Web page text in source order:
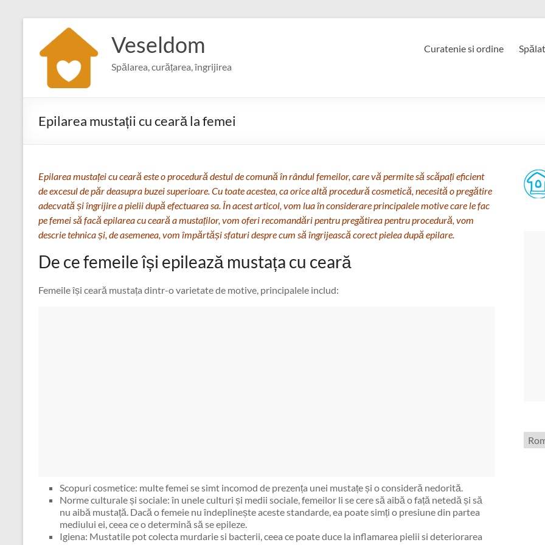
content
Veseldom
Spălarea, curățarea, îngrijirea
Curatenie si ordine Spălat
Epilarea mustații cu ceară la femei
Epilarea mustaței cu ceară este o procedură destul de comună în rândul femeilor, care vă permite să scăpați eficient
de excesul de păr deasupra buzei superioare. Cu toate acestea, ca orice altă procedură cosmetică, necesită o pregătire
adecvată și îngrijire a pielii după efectuarea sa. În acest articol, vom lua în considerare principalele motive care le fac
pe femei să facă epilarea cu ceară a mustaților, vom oferi recomandări pentru pregătirea pentru procedură, vom
descrie tehnica și, de asemenea, vom împărtăși sfaturi despre cum să îngrijească corect pielea după epilare.
De ce femeile își epilează mustața cu ceară
Femeile își ceară mustața dintr-o varietate de motive, principalele includ:
Scopuri cosmetice: multe femei se simt incomod de prezența unei mustațe și o consideră nedorită.
Norme culturale și sociale: în unele culturi și medii sociale, femeilor li se cere să aibă o față netedă și să
nu aibă mustață. Dacă o femeie nu îndeplinește aceste standarde, ea poate simți o presiune din partea
mediului ei, ceea ce o determină să se epileze.
Igiena: Mustatile pot colecta murdarie si bacterii, ceea ce poate duce la inflamarea pielii si deteriorarea
o